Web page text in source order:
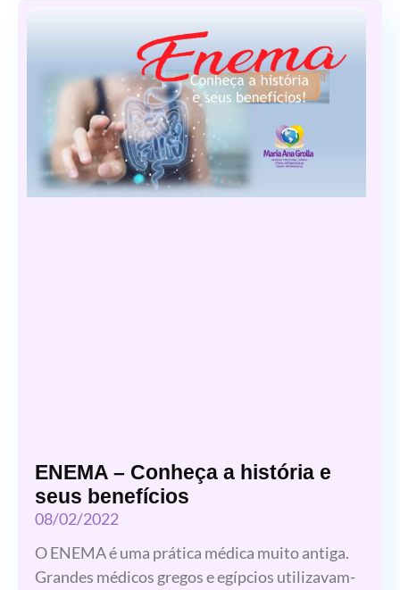
ENEMA – Conheça a história e
seus benefícios
08/02/2022
O ENEMA é uma prática médica muito antiga.
Grandes médicos gregos e egípcios utilizavam-